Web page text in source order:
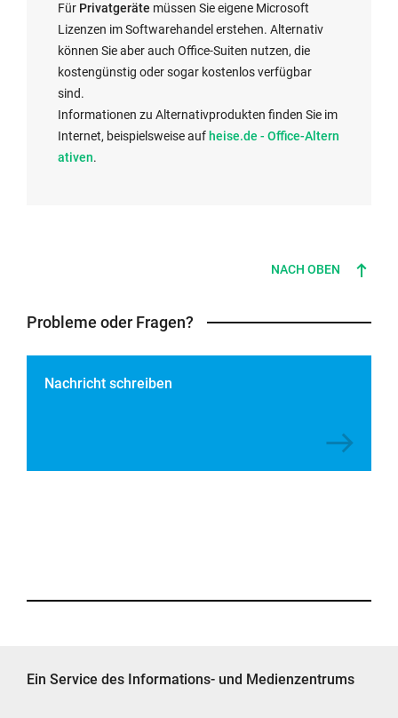
Für Privatgeräte müssen Sie eigene Microsoft
Lizenzen im Softwarehandel erstehen. Alternativ
können Sie aber auch Office-Suiten nutzen, die
kostengünstig oder sogar kostenlos verfügbar
sind.
Informationen zu Alternativprodukten finden Sie im
Internet, beispielsweise auf heise.de - Office-Altern
ativen.
NACH OBEN
Probleme oder Fragen?
Nachricht schreiben
Ein Service des Informations- und Medienzentrums